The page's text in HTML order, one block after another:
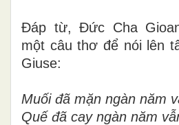
Đáp từ, Đức Cha
một câu thơ để nói lên
Giuse:
Muối đã mặn ngàn năm
Quế đã cay ngàn năm